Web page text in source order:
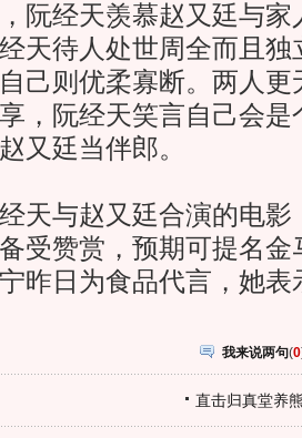
阮经天羡慕赵又廷与家
天待人处世周全而且
己则优柔寡断。两人
，阮经天笑言自己会是
又廷当伴郎。
与赵又廷合演的电影
受赞赏，预期可提名金
昨日为食品代言，她
我来说两句(0
直击归真堂养